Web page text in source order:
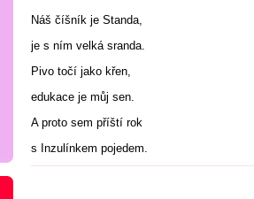
Náš číšník je Standa,
je s ním velká sranda.
Pivo točí jako křen,
edukace je můj sen.
A proto sem příští rok
s Inzulínkem pojedem.